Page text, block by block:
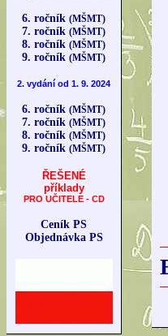
6. ročník (MŠMT)
7. ročník (MŠMT)
8. ročník (MŠMT)
9. ročník (MŠMT)
2. vydání od 1. 9. 2024
6. ročník (MŠMT)
7. ročník (MŠMT)
8. ročník (MŠMT)
9. ročník (MŠMT)
ŘEŠENÉ
příklady
PRO UČITELE - CD
Ceník PS
Objednávka PS